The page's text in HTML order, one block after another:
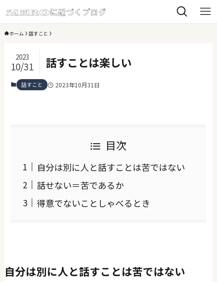
ホーム 話すこと
話すことは楽しい
2023
10/31
話すこと 2023年10月31日
目次
自分は別に人と話すことは苦ではない
話せない＝苦であるか
得意でないことしゃべるとき
自分は別に人と話すことは苦ではない